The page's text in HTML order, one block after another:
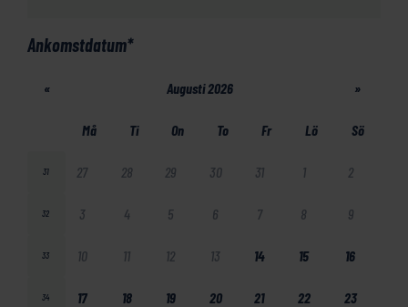
Ankomstdatum*
« Augusti 2026 »
Må Ti On To Fr Lö Sö
31 27 28 29 30 31 1 2
32 3 4 5 6 7 8 9
33 10 11 12 13 14 15 16
34 17 18 19 20 21 22 23